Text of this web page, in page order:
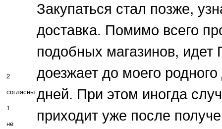
2
согласны
1
не
Закупаться стал позже,
доставка. Помимо всего
подобных магазинов,
доезжает до моего
дней. При этом иногда
приходит уже после